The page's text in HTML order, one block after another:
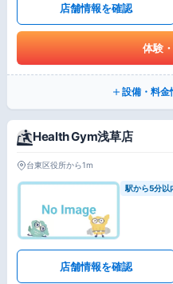
店舗情報を確認
体験
設備・料金
Health Gym浅草店
台東区役所から1m
駅から5分以
店舗情報を確認